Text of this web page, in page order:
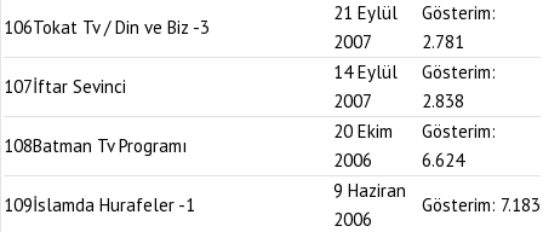
106Tokat Tv / Din ve Biz -3
21 Eylül
2007
Gösterim:
2.781
107İftar Sevinci
14 Eylül
2007
Gösterim:
2.838
108Batman Tv Programı
20 Ekim
2006
Gösterim:
6.624
109İslamda Hurafeler -1
9 Haziran
2006
Gösterim: 7.183